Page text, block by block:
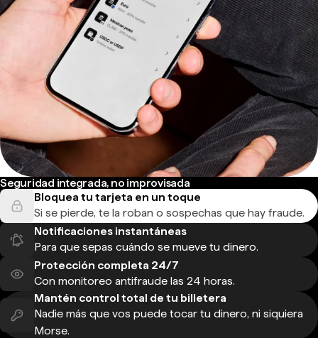
Seguridad integrada, no improvisada
Bloquea tu tarjeta en un toque
Si se pierde, te la roban o sospechas que hay fraude.
Notificaciones instantáneas
Para que sepas cuándo se mueve tu dinero.
Protección completa 24/7
Con monitoreo antifraude las 24 horas.
Mantén control total de tu billetera
Nadie más que vos puede tocar tu dinero, ni siquiera
Morse.